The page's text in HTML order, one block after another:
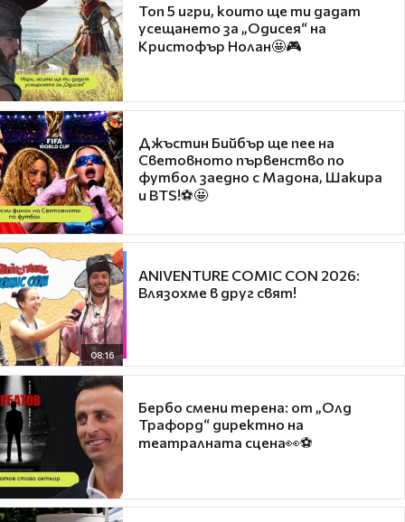
Топ 5 игри, които ще ти дадат
усещането за „Одисея“ на
Кристофър Нолан🤩🎮
Джъстин Бийбър ще пее на
Световното първенство по
футбол заедно с Мадона, Шакира
и BTS!⚽🤩
08:16
ANIVENTURE COMIC CON 2026:
Влязохме в друг свят!
Бербо смени терена: от „Олд
Трафорд“ директно на
театралната сцена👀⚽